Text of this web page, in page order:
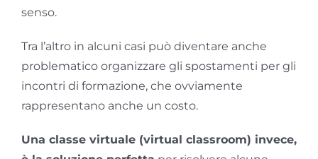
senso.
Tra l’altro in alcuni casi può diventare anche
problematico organizzare gli spostamenti per gli
incontri di formazione, che ovviamente
rappresentano anche un costo.
Una classe virtuale (virtual classroom) invece,